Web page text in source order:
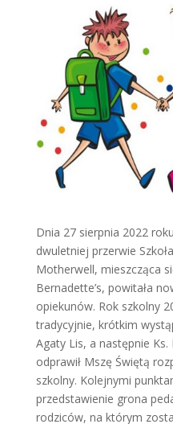
Dnia 27 sierpnia 2022
dwuletniej przerwie
Motherwell, mieszcząca
Bernadette’s, powitała
opiekunów. Rok szkolny
tradycyjnie, krótkim
Agaty Lis, a następnie
odprawił Mszę Świętą
szkolny. Kolejnymi
przedstawienie grona
rodziców, na którym